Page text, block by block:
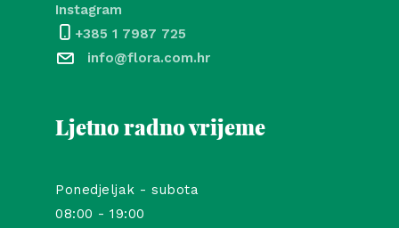
Instagram
+385 1 7987 725
info@flora.com.hr
Ljetno radno vrijeme
Ponedjeljak - subota
08:00 - 19:00